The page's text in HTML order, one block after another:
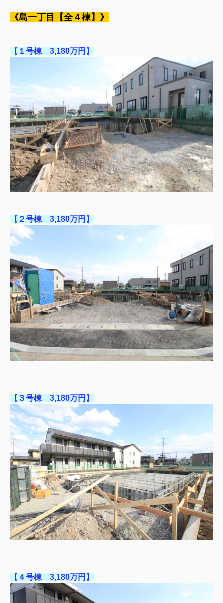
《島一丁目【全４棟】》
【１号棟 3,180万円】
【２号棟 3,180万円】
【３号棟 3,180万円】
【４号棟 3,180万円】